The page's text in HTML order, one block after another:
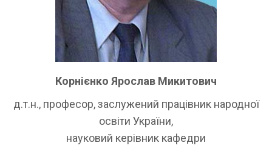
Корнієнко Ярослав Микитович
д.т.н., професор, заслужений працівник народної
освіти України,
науковий керівник кафедри